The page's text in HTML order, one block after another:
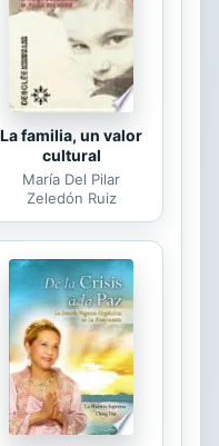
La familia, un valor
cultural
María Del Pilar
Zeledón Ruiz